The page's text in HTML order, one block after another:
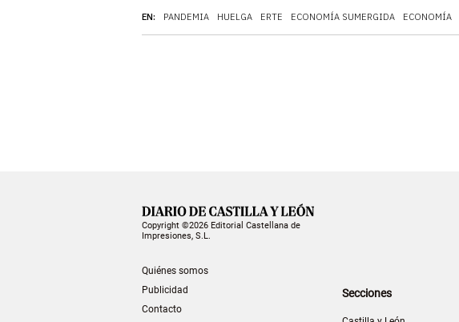
EN: PANDEMIA HUELGA ERTE ECONOMÍA SUMERGIDA ECONOMÍA
Copyright ©2026 Editorial Castellana de
Impresiones, S.L.
Quiénes somos
Publicidad
Contacto
Secciones